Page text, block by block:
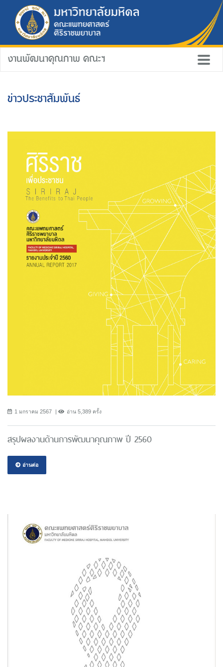
งานพัฒนาคุณภาพ คณะฯ
ข่าวประชาสัมพันธ์
1 มกราคม 2567 อ่าน 5,389 ครั้ง
สรุปผลงานด้านการพัฒนาคุณภาพ ปี 2560
อ่านต่อ